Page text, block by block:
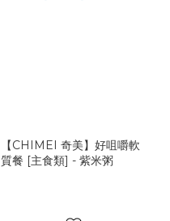
【CHIMEI 奇美】好咀嚼軟
質餐 [主食類] - 紫米粥